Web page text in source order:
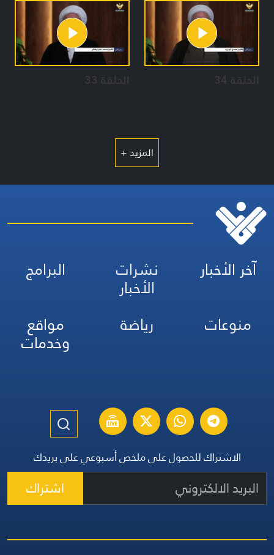
الحلقة 34 الحلقة 33
المزيد +
آخر الأخبار نشرات
الأخبار
البرامج
منوعات
رياضة مواقع
وخدمات
الاشتراك للحصول على ملخص أسبوعي على بريدك
اشتراك